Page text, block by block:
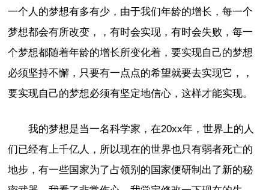
一个人的梦想有多有少，由于我们年龄的增长，每一个
梦想都会有所改变，，有时会实现，有时会失败，每一
个梦想都随着年龄的增长所变化着，要实现自己的梦想
必须坚持不懈，只要有一点点的希望就要去实现它，，
要实现自己的梦想必须有坚定地信心，这样才能实现。
我的梦想是当一名科学家，在20xx年，世界上的人
们已经有上千亿人，所以现在的世界也只有弱者死亡的
地步，有一些国家为了占领别的国家便研制出了新的秘